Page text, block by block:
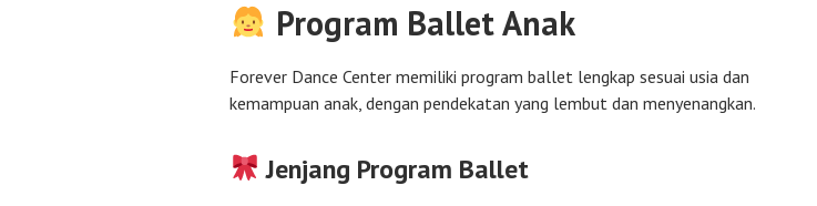
Program Ballet Anak
Forever Dance Center memiliki program ballet lengkap sesuai usia dan
kemampuan anak, dengan pendekatan yang lembut dan menyenangkan.
Jenjang Program Ballet